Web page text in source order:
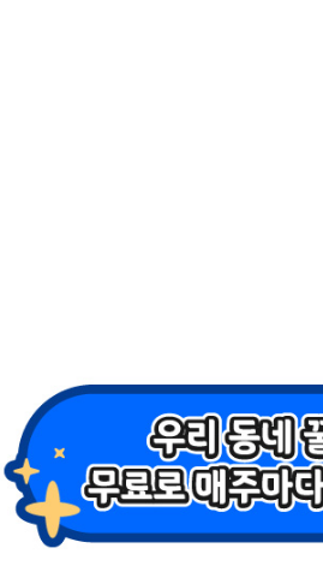
✅ 지원 소식 상세 보
https://